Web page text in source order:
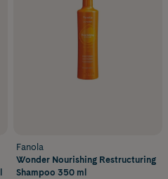
Fanola
Wonder Nourishing Restructuring
Shampoo 350 ml